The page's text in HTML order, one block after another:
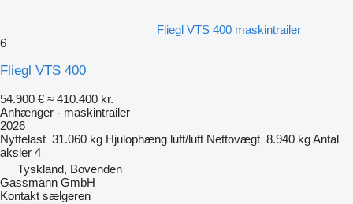
Fliegl VTS 400 maskintrailer
6
Fliegl VTS 400
54.900 € ≈ 410.400 kr.
Anhænger - maskintrailer
2026
Nyttelast 31.060 kg Hjulophæng luft/luft Nettovægt 8.940 kgAntal
aksler 4
Tyskland, Bovenden
Gassmann GmbH
Kontakt sælgeren